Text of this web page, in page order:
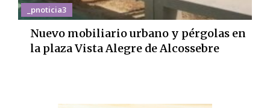
_pnoticia3
Nuevo mobiliario urbano y pérgolas en
la plaza Vista Alegre de Alcossebre